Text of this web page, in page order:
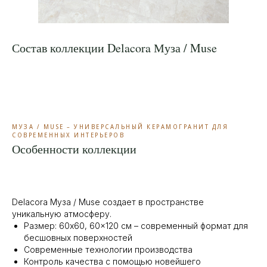
Состав коллекции Delacora Муза / Muse
МУЗА / MUSE – УНИВЕРСАЛЬНЫЙ КЕРАМОГРАНИТ ДЛЯ
СОВРЕМЕННЫХ ИНТЕРЬЕРОВ
Особенности коллекции
Delacora Муза / Muse создает в пространстве
уникальную атмосферу.
Размер: 60х60, 60×120 см – современный формат для
бесшовных поверхностей
Современные технологии производства
Контроль качества с помощью новейшего